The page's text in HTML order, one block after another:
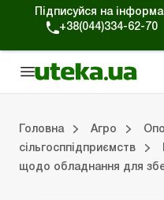
Підписуйся на
+38(044)334-62-70
Головна Агро
сільгосппідприємств
щодо обладнання для